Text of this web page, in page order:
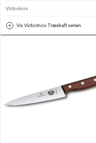
Victorinox
Vis Victorinox Træskaft serien